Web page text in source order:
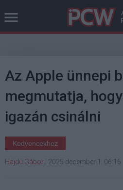
Az Apple ünnepi
megmutatja,
igazán csinálni
Kedvencekhez
Hajdú Gábor 2025 december 1. 06:16